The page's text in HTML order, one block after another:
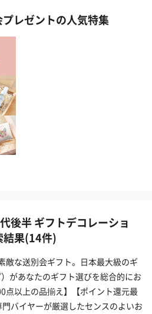
レゼントの人気特集
後半 ギフトデコレーショ
結果(14件)
敵な送別会ギフト。日本最大級のギ
があなたのギフト選びを総合的にお
点以上の品揃え】【ポイント還元最
バイヤーが厳選したセンスのよいお